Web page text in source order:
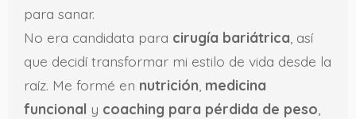
para sanar.
No era candidata para cirugía bariátrica , así
que decidí transformar mi estilo de vida desde la
raíz. Me formé en nutrición medicina
funcional y coaching para pérdida de peso